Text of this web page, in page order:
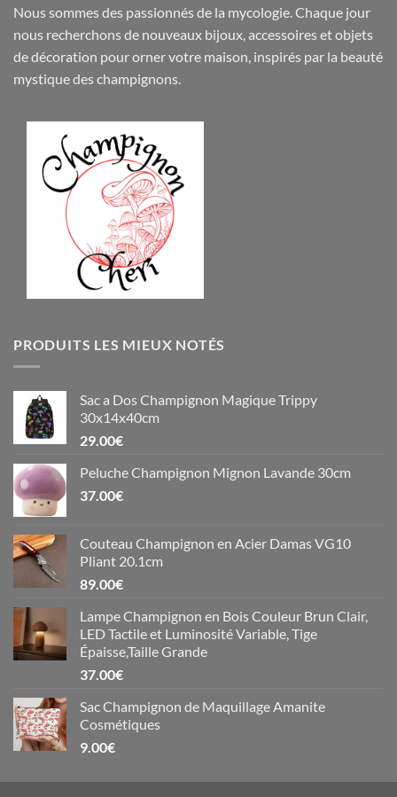
Nous sommes des passionnés de la mycologie. Chaque jour
nous recherchons de nouveaux bijoux,accessoireset objets
dedécoration pour orner votre maison, inspirés par la beauté
mystique des champignons.
PRODUITS LES MIEUX NOTÉS
Sac a Dos Champignon Magique Trippy
30x14x40cm
29.00€
Peluche Champignon Mignon Lavande 30cm
37.00€
Couteau Champignon en Acier Damas VG10
Pliant 20.1cm
89.00€
Lampe Champignon en Bois Couleur Brun Clair,
LED Tactile et Luminosité Variable, Tige
Épaisse,Taille Grande
37.00€
Sac Champignon de Maquillage Amanite
Cosmétiques
9.00€